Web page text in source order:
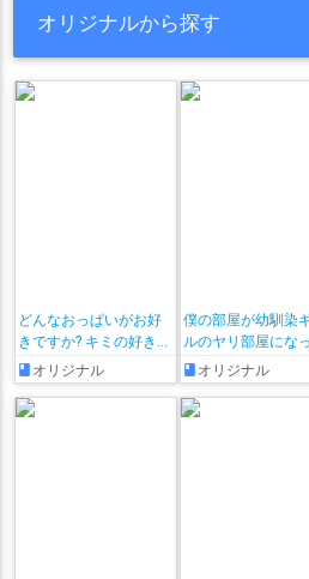
卯月コウ
友人A 古石ビジュー
周央サンゴ
周防パトラ 因幡はね
堰代ミコ
壱百満天原サロメ
小鳥遊キアラ
尾丸ポルカ 山神カ
従井ノラ
御伽原江良 御伽原江良
愛園愛美
愛宮みるく 戌亥とこ
オリジナルから探す
どんなおっぱいがお好
きですか? キミの好きな
おっぱいがきっと見つ
かるアンソロジー
オリジナル
僕の部屋が幼馴染
ルのヤリ部屋にな
話 オリジナル